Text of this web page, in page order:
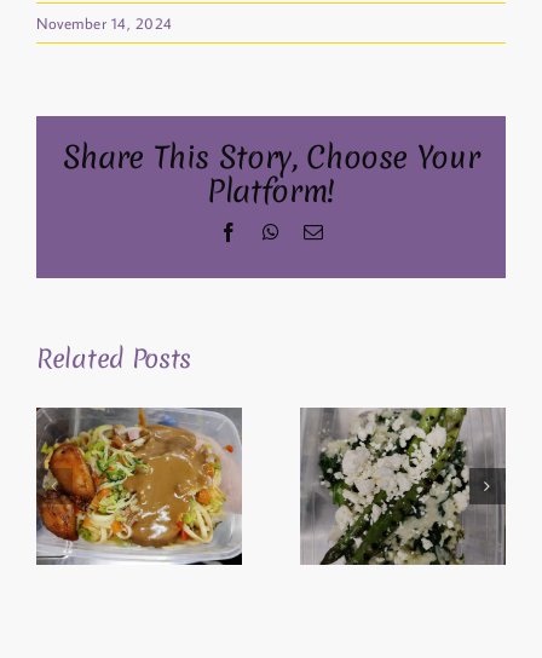
November 14, 2024
Share This Story, Choose Your
Platform!
FacebookWhatsApp
Email
Related Posts